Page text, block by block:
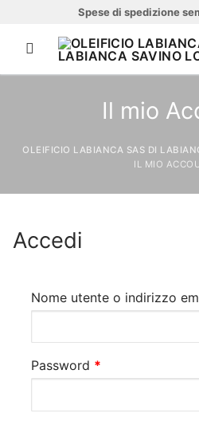
contenuto
Spese di spedizione
Il mio
OLEIFICIO LABIANCA SAS DI
IL MIO
Accedi
Nome utente o indirizzo
Password *